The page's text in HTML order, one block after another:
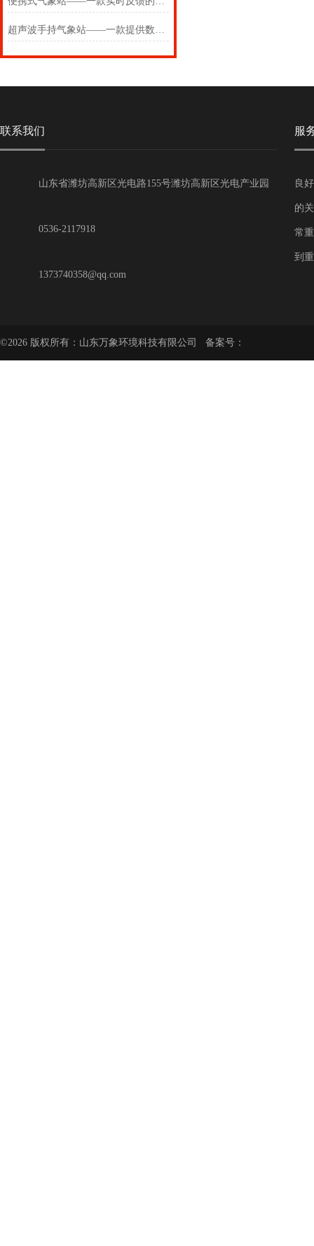
超声波手持气象站——一款提供数据反馈的便携式气象站2024(万象推送)
联系我们
山东省潍坊高新区光电路155号潍坊高新区光电产业园
0536-2117918
1373740358@qq.com
服
良
的
常
到
©2026 版权所有：山东万象环境科技有限公司 备案号：